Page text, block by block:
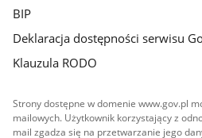
BIP
Deklaracja dostępności serwisu
Klauzula RODO
Strony dostępne w domenie www.gov.pl
mailowych. Użytkownik korzystający z
mail zgadza się na przetwarzanie jego